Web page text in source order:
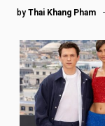
by Thai Khang Pham